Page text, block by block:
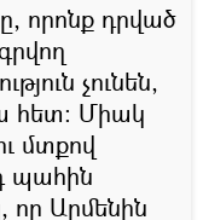
որոնք դրված
չունեն,
հետ։ Միակ
մտքով
պահին
որ Արմենին